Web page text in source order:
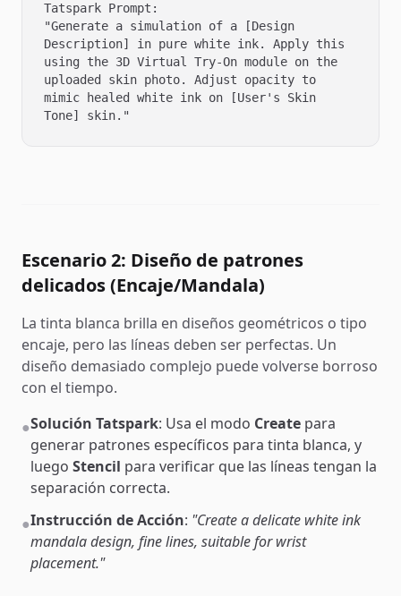
Tatspark Prompt:
"Generate a simulation of a [Design
Description] in pure white ink. Apply this
using the 3D Virtual Try-On module on the
uploaded skin photo. Adjust opacity to
mimic healed white ink on [User's Skin
Tone] skin."
Escenario 2: Diseño de patrones
delicados (Encaje/Mandala)
La tinta blanca brilla en diseños geométricos o tipo
encaje, pero las líneas deben ser perfectas. Un
diseño demasiado complejo puede volverse borroso
con el tiempo.
●Solución Tatspark: Usa el modo Create para
generar patrones específicos para tinta blanca, y
luego Stencil para verificar que las líneas tengan la
separación correcta.
●Instrucción de Acción: "Create a delicate white ink
mandala design, fine lines, suitable for wrist
placement."